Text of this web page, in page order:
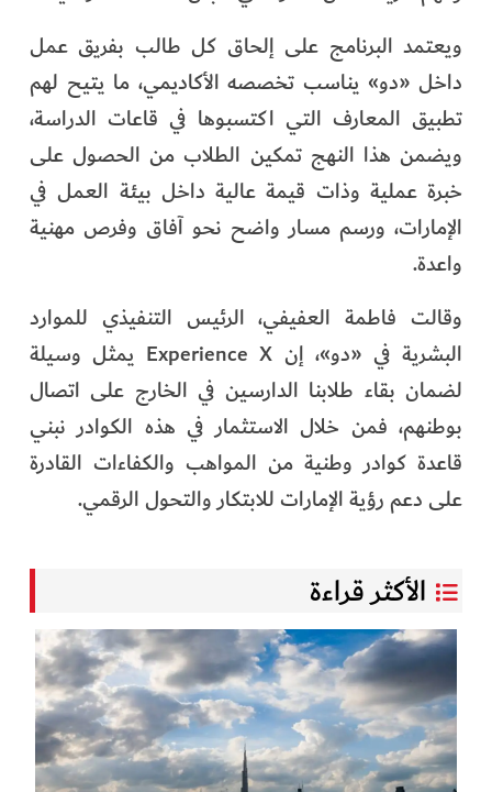
ويعتمد البرنامج على إلحاق كل طالب بفريق عمل
داخل «دو» يناسب تخصصه الأكاديمي، ما يتيح لهم
تطبيق المعارف التي اكتسبوها في قاعات الدراسة،
ويضمن هذا النهج تمكين الطلاب من الحصول على
خبرة عملية وذات قيمة عالية داخل بيئة العمل في
الإمارات، ورسم مسار واضح نحو آفاق وفرص مهنية
واعدة.
وقالت فاطمة العفيفي، الرئيس التنفيذي للموارد
البشرية في «دو»، إن Experience X يمثل وسيلة
لضمان بقاء طلابنا الدارسين في الخارج على اتصال
بوطنهم، فمن خلال الاستثمار في هذه الكوادر نبني
قاعدة كوادر وطنية من المواهب والكفاءات القادرة
على دعم رؤية الإمارات للابتكار والتحول الرقمي.
الأكثر قراءة